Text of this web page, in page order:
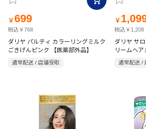
￥699
税込￥768
ダリヤ パルティ カラーリングミルク
ごきげんピンク 【医薬部外品】
通常配送 / 店舗受取
￥
税込￥1,208
ダリヤ サ
リームヘ
ュブラウ
通常配送 /